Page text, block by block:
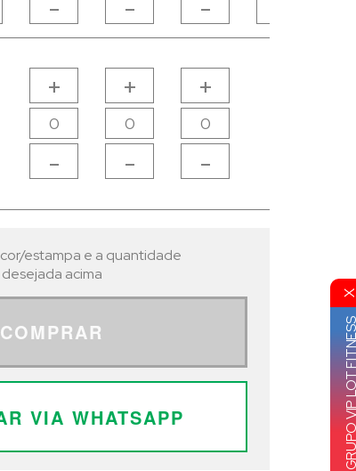
- - -
+
-
+
-
+
-
estampa e a quantidade
desejada acima
COMPRAR
VIA WHATSAPP GRUPO